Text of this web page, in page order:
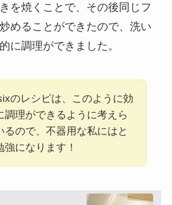
を焼くことで、その後同じフ
めることができたので、洗い
に調理ができました。
のレシピは、このように効
調理ができるように考えら
るので、不器用な私にはと
強になります！